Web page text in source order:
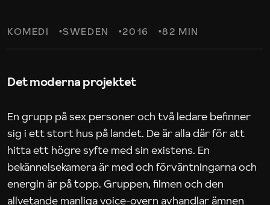
KOMEDI SWEDEN 2016 82 MIN
Det moderna projektet
En grupp på sex personer och två ledare befinner
sig i ett stort hus på landet. De är alla där för att
hitta ett högre syfte med sin existens. En
bekännelsekamera är med och förväntningarna och
energin är på topp. Gruppen, filmen och den
allvetande manliga voice-overn avhandlar ämnen